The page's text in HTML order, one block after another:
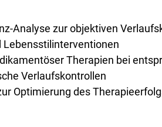
Analyse zur objektiven
Lebensstilinterventionen
Therapien bei
Verlaufskontrollen
Optimierung des